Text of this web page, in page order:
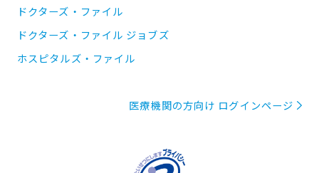
ドクターズ・ファイル
ドクターズ・ファイル ジョブズ
ホスピタルズ・ファイル
医療機関の方向け ログインページ